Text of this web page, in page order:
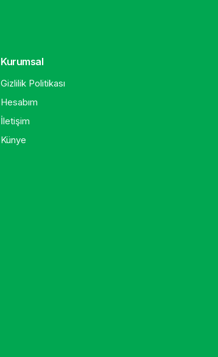
Kurumsal
Gizlilik Politikası
Hesabım
İletişim
Künye